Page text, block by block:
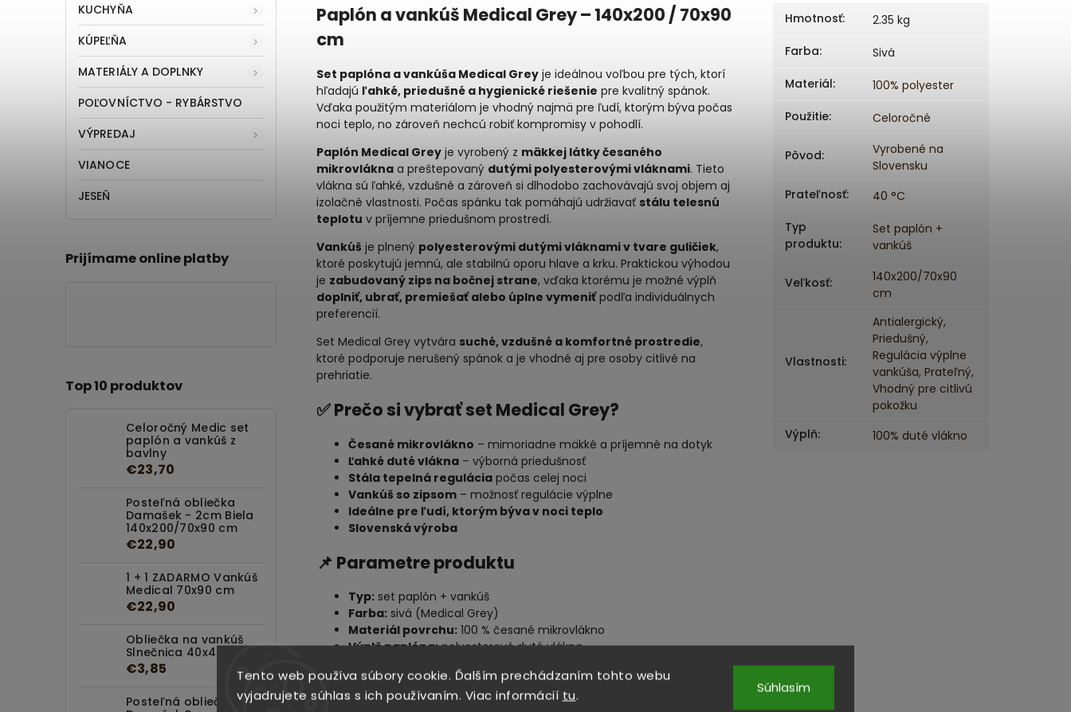
Tento web používa súbory cookie. Ďalším prechádzaním tohto webu
vyjadrujete súhlas s ich používaním. Viac informácií tu. Súhlasím
KUCHYŇA
KÚPEĽŇA
MATERIÁLY A DOPLNKY
POĽOVNÍCTVO - RYBÁRSTVO
VÝPREDAJ
VIANOCE
JESEŇ
Prijímame online platby
Top 10 produktov
Celoročný Medic set
paplón a vankúš z
bavlny
€23,70
Posteľná obliečka
Damašek - 2cm Biela
140x200/70x90 cm
€22,90
1 + 1 ZADARMO Vankúš
Medical 70x90 cm
€22,90
Obliečka na vankúš
Slnečnica 40x40 cm
€3,85
Posteľná obliečka
Paplón a vankúš Medical Grey – 140x200 / 70x90
cm
Set paplóna a vankúša Medical Grey je ideálnou voľbou pre tých, ktorí
hľadajú ľahké, priedušné a hygienické riešenie pre kvalitný spánok.
Vďaka použitým materiálom je vhodný najmä pre ľudí, ktorým býva počas
noci teplo, no zároveň nechcú robiť kompromisy v pohodlí.
Paplón Medical Grey je vyrobený z mäkkej látky česaného
mikrovlákna a preštepovaný dutými polyesterovými vláknami. Tieto
vlákna sú ľahké, vzdušné a zároveň si dlhodobo zachovávajú svoj objem aj
izolačné vlastnosti. Počas spánku tak pomáhajú udržiavať stálu telesnú
teplotu v príjemne priedušnom prostredí.
Vankúš je plnený polyesterovými dutými vláknami v tvare guličiek,
ktoré poskytujú jemnú, ale stabilnú oporu hlave a krku. Praktickou výhodou
je zabudovaný zips na bočnej strane, vďaka ktorému je možné výplň
doplniť, ubrať, premiešať alebo úplne vymeniťpodľa individuálnych
preferencií.
Set Medical Grey vytvára suché, vzdušné a komfortné prostredie,
ktoré podporuje nerušený spánok a je vhodné aj pre osoby citlivé na
prehriatie.
✅ Prečo si vybrať set Medical Grey?
Česané mikrovlákno – mimoriadne mäkké a príjemné na dotyk
Ľahké duté vlákna – výborná priedušnosť
Stála tepelná regulácia počas celej noci
Vankúš so zipsom – možnosť regulácie výplne
Ideálne pre ľudí, ktorým býva v noci teplo
Slovenská výroba
📌 Parametre produktu
Typ: set paplón + vankúš
Farba: sivá (Medical Grey)
Materiál povrchu: 100 % česané mikrovlákno
Výplň paplóna:polyesterové duté vlákna
Vankúš:so zipsom na bočnej strane
Hmotnosť:
2.35 kg
Farba:
Sivá
Materiál:
100% polyester
Použitie: Celoročné
Pôvod:
Vyrobené na
Slovensku
Prateľnosť:
40 °C
Typ
produktu:
Set paplón +
vankúš
Veľkosť:
140x200/70x90
cm
Vlastnosti:
Antialergický,
Priedušný,
Regulácia výplne
vankúša,Prateľný,
Vhodný pre citlivú
pokožku
Výplň: 100% duté vlákno